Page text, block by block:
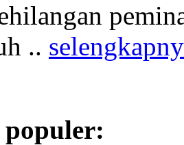
..